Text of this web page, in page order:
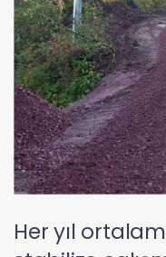
Her yıl